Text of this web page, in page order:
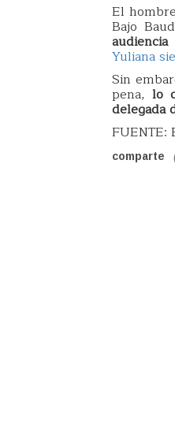
El
Bajo
Yuliana
Sin
pena, lo
delegada
FUENTE:
comparte